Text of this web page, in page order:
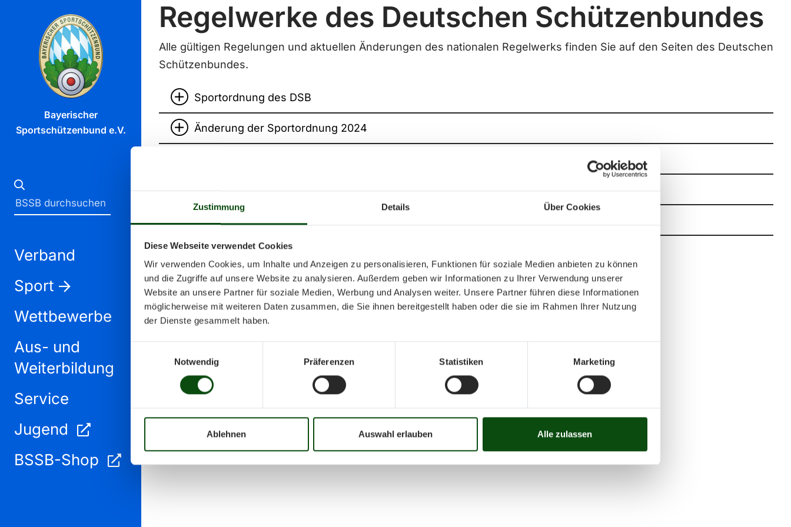
Zustimmung Details Über Cookies
Diese Webseite verwendet Cookies
Wir verwenden Cookies, um Inhalte und Anzeigen zu personalisieren, Funktionen für soziale Medien anbieten zu können
und die Zugriffe auf unsere Website zu analysieren. Außerdem geben wir Informationen zu Ihrer Verwendung unserer
Website an unsere Partner für soziale Medien, Werbung und Analysen weiter. Unsere Partner führen diese Informationen
möglicherweise mit weiteren Daten zusammen, die Sie ihnen bereitgestellt haben oder die sie im Rahmen Ihrer Nutzung
der Dienste gesammelt haben.
Notwendig
Präferenzen Statistiken Marketing
Ablehnen Auswahl erlauben Alle zulassen
Bayerischer
Sportschützenbund e.V.
Verband
Sport
Wettbewerbe
Aus- und
Weiterbildung
Service
Jugend
BSSB-Shop
Regelwerke des Deutschen Schützenbundes
Alle gültigen Regelungen und aktuellen Änderungen des nationalen Regelwerks finden Sie auf den Seiten des Deutschen
Schützenbundes.
Sportordnung des DSB
Änderung der Sportordnung 2024
Mitteilungen der Technischen Kommission Bogenschießen